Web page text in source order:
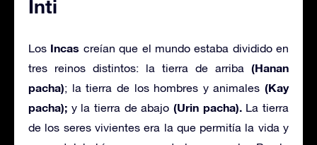
Inti
Los Incas creían que el mundo estaba dividido en
tres reinos distintos: la tierra de arriba (Hanan
pacha); la tierra de los hombres y animales (Kay
pacha); y la tierra de abajo (Urin pacha).La tierra
de los seres vivientes era la que permitía la vida y